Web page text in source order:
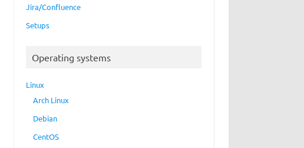
Jira/Confluence
Setups
Operating systems
Linux
Arch Linux
Debian
CentOS